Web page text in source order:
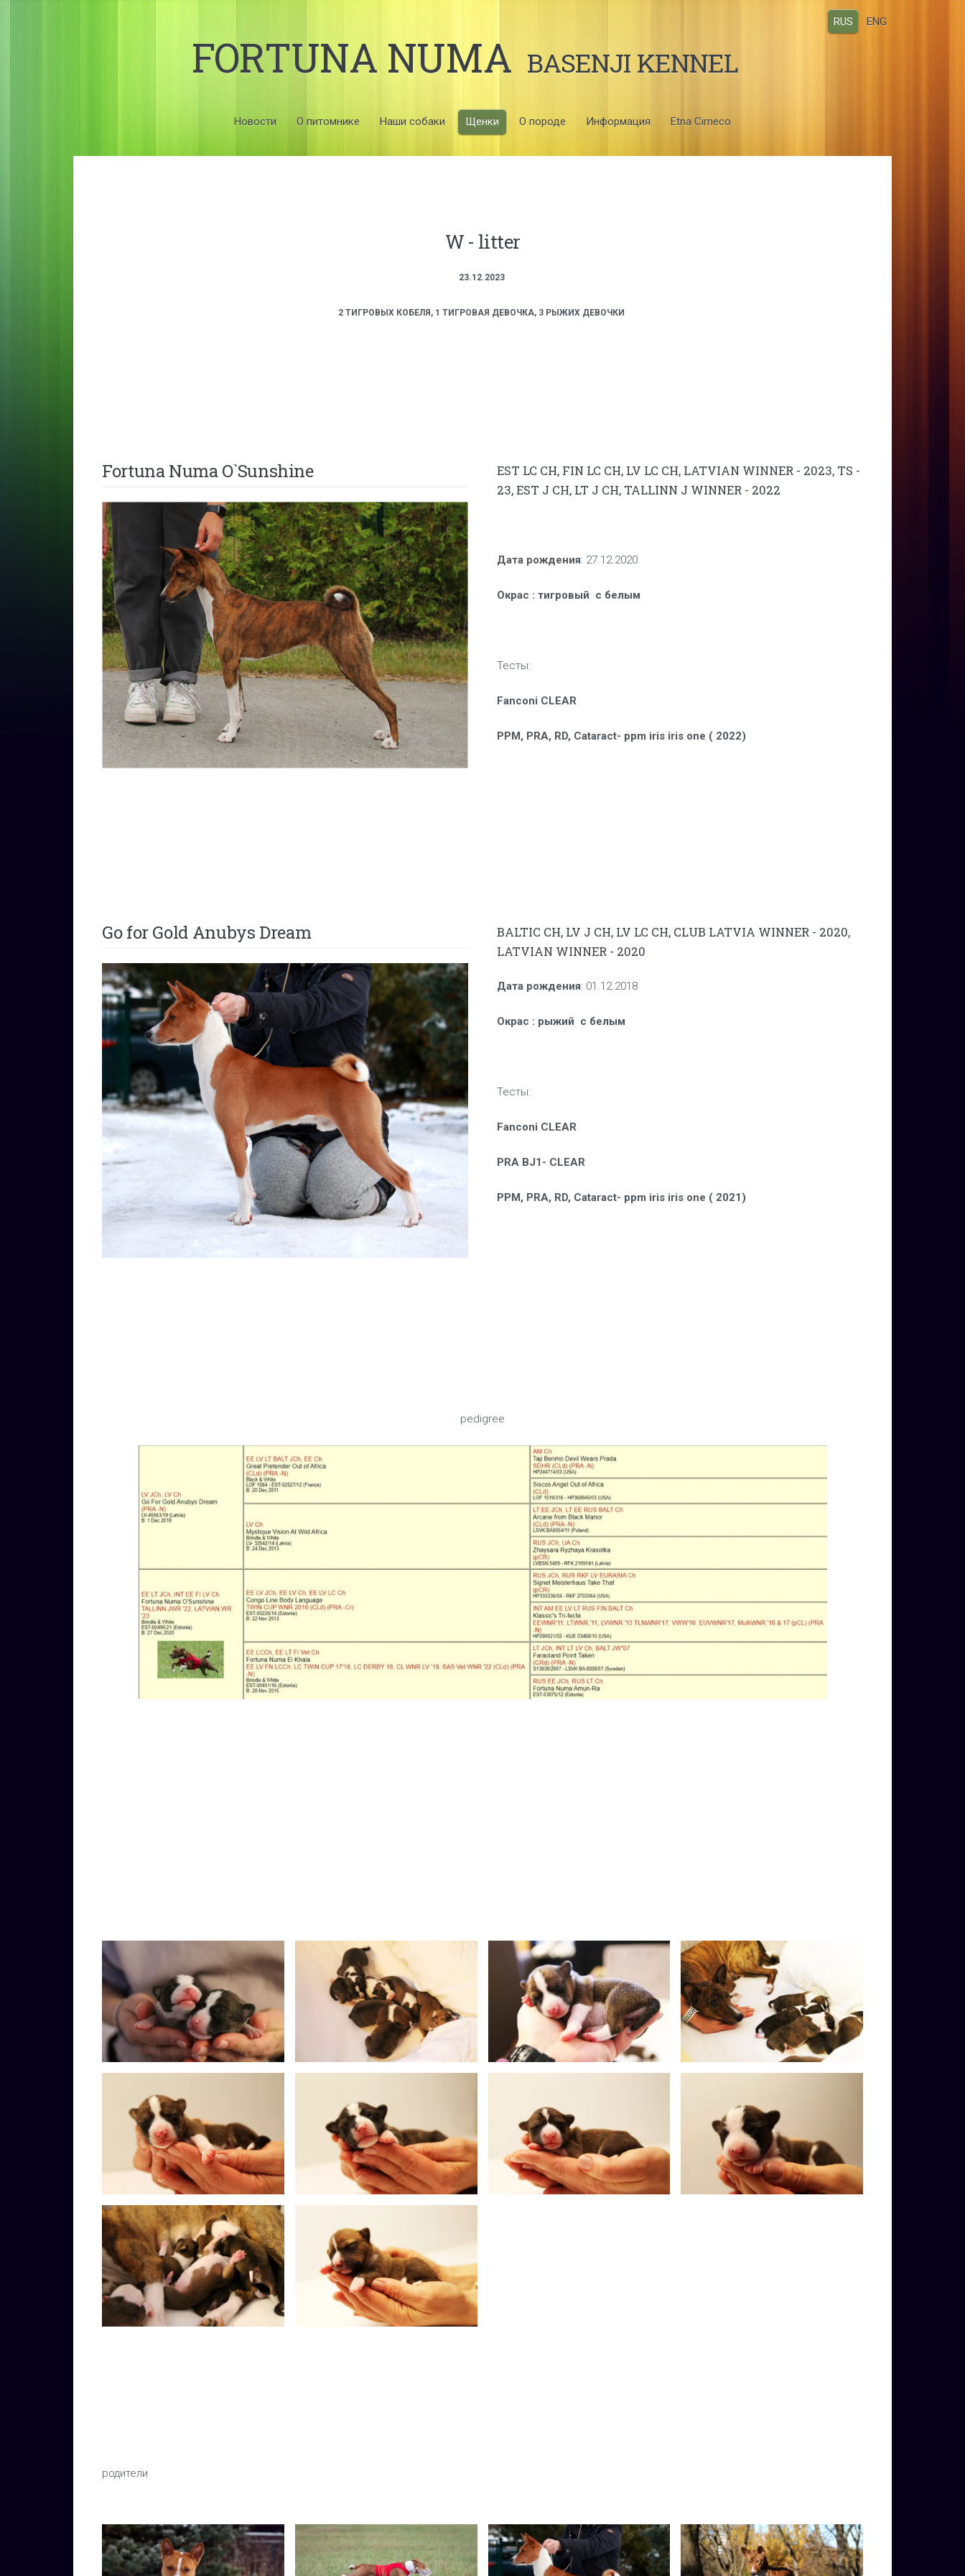
FORTUNA NUMA BASENJI KENNEL
Новости О питомнике Наши собаки Щенки О породе Информация Etna Cirneco
RUS ENG
W - litter
23.12.2023
2 ТИГРОВЫХ КОБЕЛЯ, 1 ТИГРОВАЯ ДЕВОЧКА, 3 РЫЖИХ ДЕВОЧКИ
Fortuna Numa O`Sunshine
EST LC CH, FIN LC CH, LV LC CH, LATVIAN WINNER - 2023, TS -
23, EST J CH, LT J CH, TALLINN J WINNER - 2022
Дата рождения: 27.12.2020
Окрас : тигровый с белым
Тесты:
Fanconi CLEAR
PPM, PRA, RD, Cataract- ppm iris iris one ( 2022)
Go for Gold Anubys Dream
BALTIC CH, LV J CH, LV LC CH, CLUB LATVIA WINNER - 2020,
LATVIAN WINNER - 2020
Дата рождения: 01 .12.2018
Окрас : рыжий с белым
Тесты:
Fanconi CLEAR
PRA BJ1- CLEAR
PPM, PRA, RD, Cataract- ppm iris iris one ( 2021)
pedigree
родители